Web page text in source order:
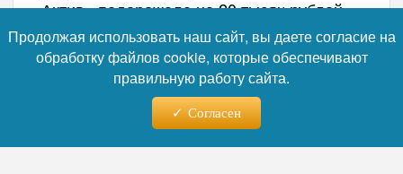
«Актив» подорожала на 20 тысяч рублей,
тогда как топ-комплектация «Прайм»
осталась на прежнем уровне. Причина —
высокий спрос: в июле модель вошла в
топ-5 самых продаваемых автомобилей в
Продолжая использовать наш сайт, вы даете согласие на
обработку файлов cookie, которые обеспечивают
правильную работу сайта.
Согласен